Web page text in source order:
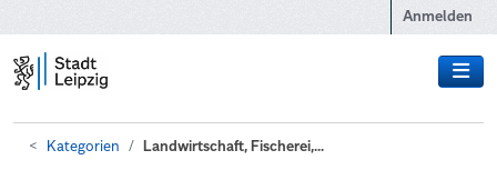
Anmelden
Kategorien Landwirtschaft, Fischerei,...